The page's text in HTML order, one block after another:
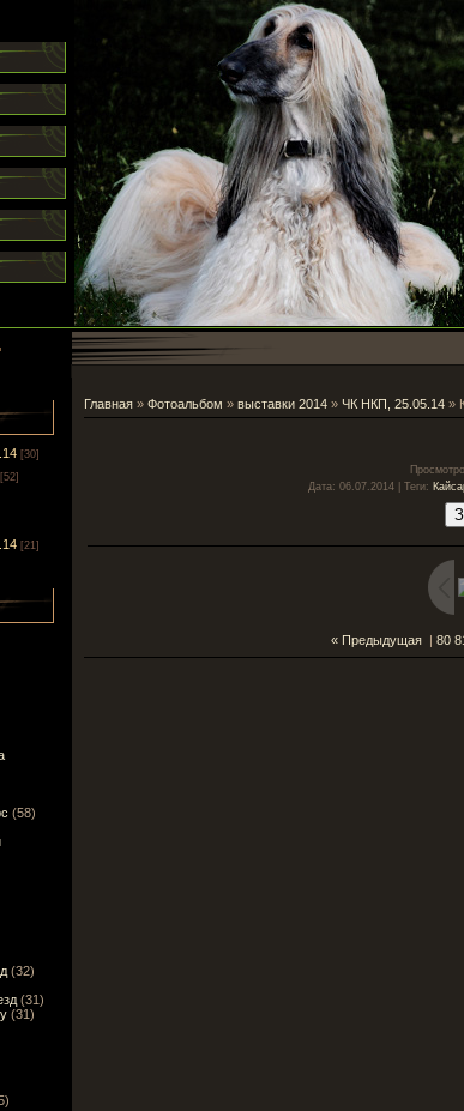
[30]
[52]
[21]
(58)
(32)
(31)
(31)
Главная» Фотоальбом » выставки 2014» ЧК НКП, 25.05.14»
Дата: 06.07.2014 | Теги:
« Предыдущая| 80